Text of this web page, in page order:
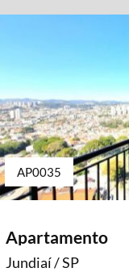
AP0035
Apartamento
Jundiaí / SP